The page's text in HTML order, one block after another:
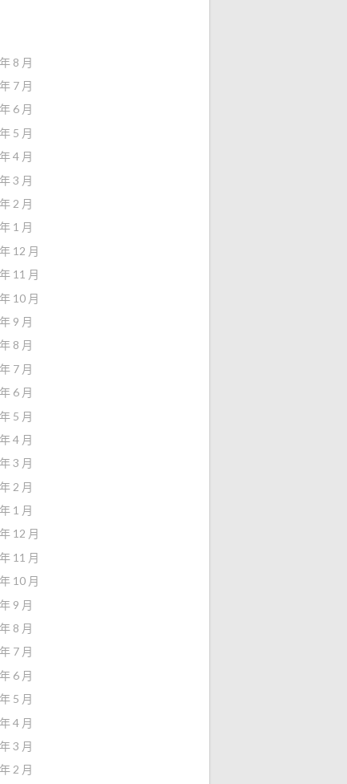
8 月
7 月
6 月
5 月
4 月
3 月
2 月
1 月
12 月
11 月
10 月
9 月
8 月
7 月
6 月
5 月
4 月
3 月
2 月
1 月
12 月
11 月
10 月
9 月
8 月
7 月
6 月
5 月
4 月
3 月
2 月